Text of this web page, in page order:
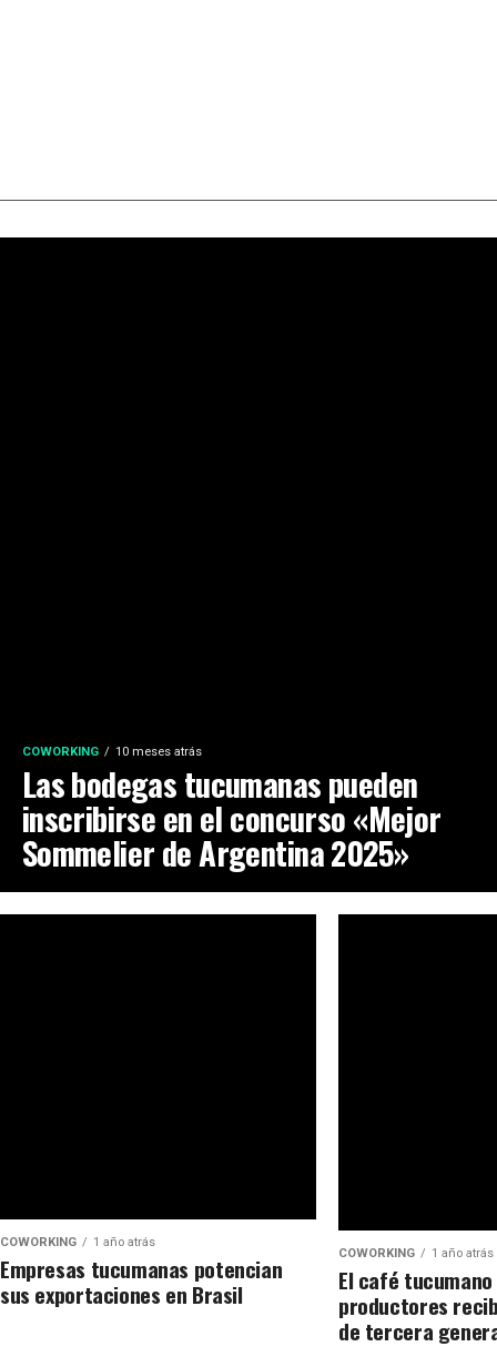
COWORKING 10 meses atrás
Las bodegas tucumanas pueden
inscribirse en el concurso «Mejor
Sommelier de Argentina 2025»
COWORKING 1 año atrás
Empresas tucumanas potencian
sus exportaciones en Brasil
COWORKING 1 año atrás
El café
productores
de tercera